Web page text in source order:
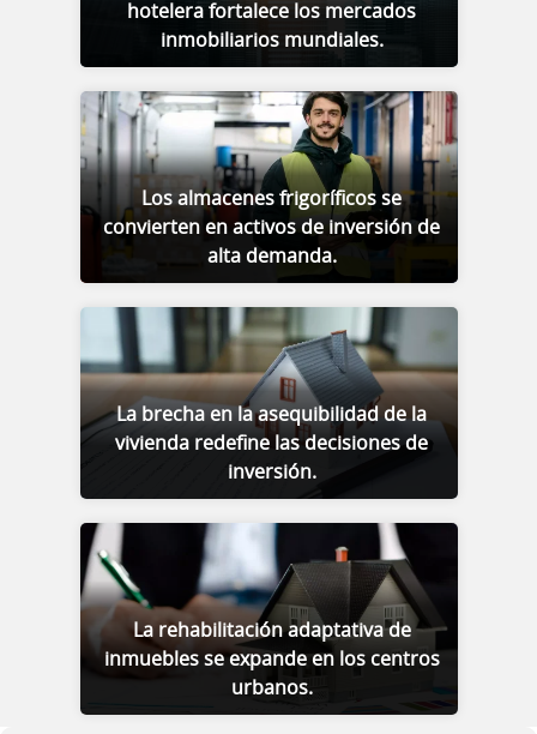
hotelera fortalece los mercados
inmobiliarios mundiales.
Los almacenes frigoríficos se
convierten en activos de inversión de
alta demanda.
La brecha en la asequibilidad de la
vivienda redefine las decisiones de
inversión.
La rehabilitación adaptativa de
inmuebles se expande en los centros
urbanos.